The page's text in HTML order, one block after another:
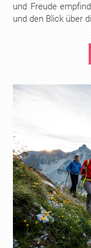
und Freude
und den Blick über